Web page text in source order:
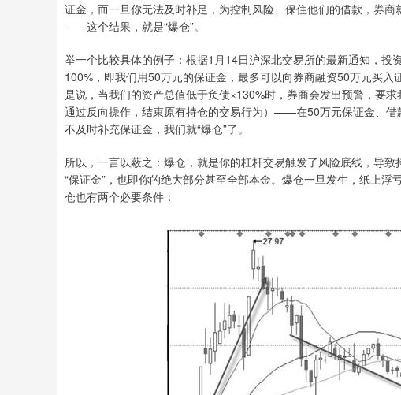
证金，而一旦你无法及时补足，为控制风险、保住他们的借款，券
——这个结果，就是“爆仓”。
举一个比较具体的例子：根据1月14日沪深北交易所的最新通知，
100%，即我们用50万元的保证金，最多可以向券商融资50万元买
是说，当我们的资产总值低于负债×130%时，券商会发出预警，要
通过反向操作，结束原有持仓的交易行为）——在50万元保证金、借
不及时补充保证金，我们就“爆仓”了。
所以，一言以蔽之：爆仓，就是你的杠杆交易触发了风险底线，导
“保证金”，也即你的绝大部分甚至全部本金。爆仓一旦发生，纸上
仓也有两个必要条件：